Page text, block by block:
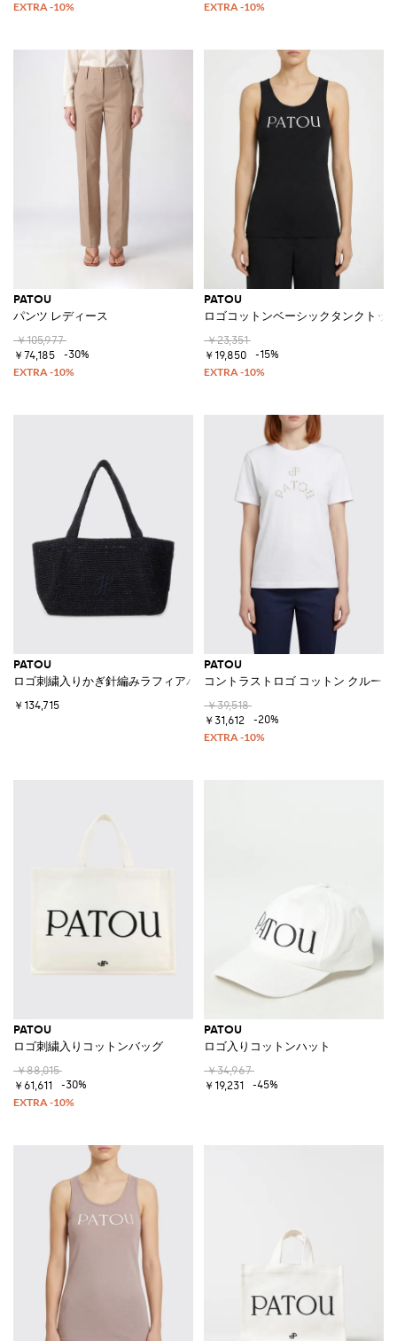
PATOU
パンツ レディース
￥105,977
￥74,185
-30%
PATOU
ロゴコットンベーシックタンクトッ
￥23,351
￥19,850
-15%
PATOU
ロゴ刺繍入りかぎ針編みラフィアバッグ
￥134,715
PATOU
コントラストロゴ コットン クルー
￥39,518
￥31,612
-20%
PATOU
ロゴ刺繍入りコットンバッグ
￥88,015
￥61,611
-30%
PATOU
ロゴ入りコットンハット
￥34,967
￥19,231
-45%